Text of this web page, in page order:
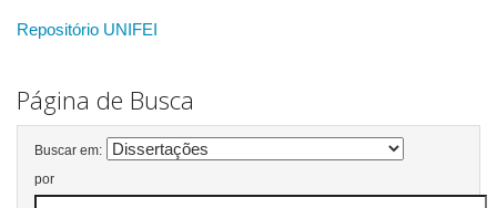
Repositório UNIFEI
Página de Busca
Buscar em:
por